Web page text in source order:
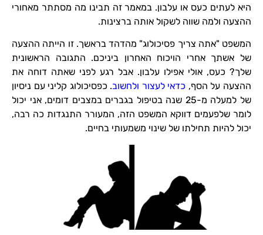
היא לעתים כעס או עלבון. במאמר זה תבינו מה מסתתר מאחורי
ההצעה ולמה שווה לשקול אותה ברצינות.
המשפט "אתה צריך פסיכולוג" מהדהד בראשך. זו הייתה ההצעה
של אשתך אחרי הויכוח האחרון ביניכם. התגובה הראשונית
שלך? כעס, אולי אפילו עלבון. אבל רגע לפני שאתה דוחה את
ההצעה על הסף, כדאי לעצור ולחשוב. כפסיכולוג קליני עם ניסיון
של למעלה מ-25 שנה בטיפול בגברים במצבים דומים, אני יכול
לומר שלפעמים דווקא המשפט הזה, המעורר התנגדות כה רבה,
יכול להיות תחילתו של שינוי משמעותי בחיים.